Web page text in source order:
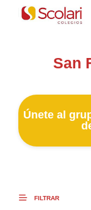
San
Únete al
FILTRAR